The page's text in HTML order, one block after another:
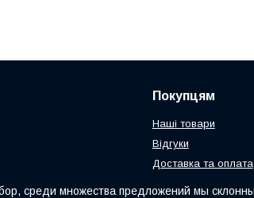
Покупцям
Наші товари
Відгуки
Доставка та оплата
среди множества предложений мы склонны